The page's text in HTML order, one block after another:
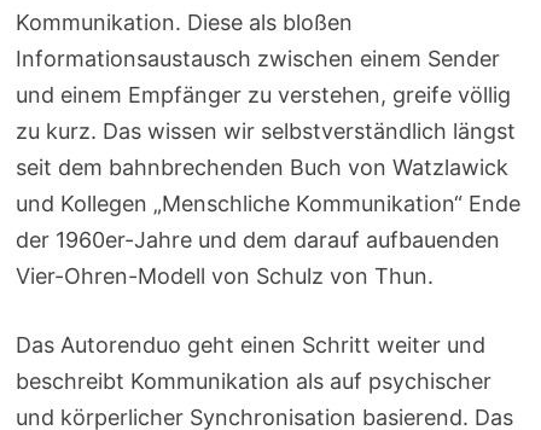
Kommunikation. Diese als bloßen
Informationsaustausch zwischen einem Sender
und einem Empfänger zu verstehen, greife völlig
zu kurz. Das wissen wir selbstverständlich längst
seit dem bahnbrechenden Buch von Watzlawick
und Kollegen „Menschliche Kommunikation“ Ende
der 1960er-Jahre und dem darauf aufbauenden
Vier-Ohren-Modell von Schulz von Thun.
Das Autorenduo geht einen Schritt weiter und
beschreibt Kommunikation als auf psychischer
und körperlicher Synchronisation basierend. Das